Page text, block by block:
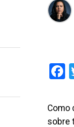
Como
sobre